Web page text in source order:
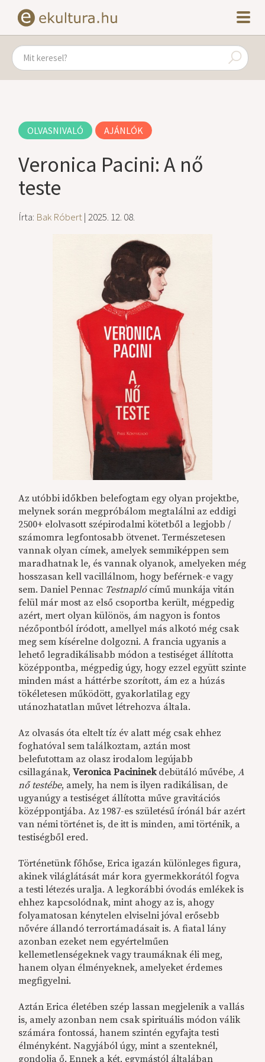
OLVASNIVALÓ AJÁNLÓK
Veronica Pacini: A nő
teste
Írta: Bak Róbert| 2025. 12. 08.
Az utóbbi időkben belefogtam egy olyan projektbe,
melynek során megpróbálom megtalálni az eddigi
2500+ elolvasott szépirodalmi kötetből a legjobb /
számomra legfontosabb ötvenet. Természetesen
vannak olyan címek, amelyek semmiképpen sem
maradhatnak le, és vannak olyanok, amelyeken még
hosszasan kell vacillálnom, hogy beférnek-e vagy
sem. Daniel Pennac Testnaplócímű munkája vitán
felül már most az első csoportba került, mégpedig
azért, mert olyan különös, ám nagyon is fontos
nézőpontból íródott, amellyel más alkotó még csak
meg sem kísérelne dolgozni. A francia ugyanis a
lehető legradikálisabb módon a testiséget állította
középpontba, mégpedig úgy, hogy ezzel együtt szinte
minden mást a háttérbe szorított, ám ez a húzás
tökéletesen működött, gyakorlatilag egy
utánozhatatlan művet létrehozva általa.
Az olvasás óta eltelt tíz év alatt még csak ehhez
foghatóval sem találkoztam, aztán most
belefutottam az olasz irodalom legújabb
csillagának,Veronica Pacininekdebütáló művébe,A
nő testébe, amely, ha nem is ilyen radikálisan, de
ugyanúgy a testiséget állította műve gravitációs
középpontjába. Az 1987-es születésű írónál bár azért
van némi történet is, de itt is minden, ami történik, a
testiségből ered.
Történetünk főhőse, Erica igazán különleges figura,
akinek világlátását már kora gyermekkorától fogva
a testi létezés uralja. A legkorábbi óvodás emlékek is
ehhez kapcsolódnak, mint ahogy az is, ahogy
folyamatosan kénytelen elviselni jóval erősebb
nővére állandó terrortámadásait is. A fiatal lány
azonban ezeket nem egyértelműen
kellemetlenségeknek vagy traumáknak éli meg,
hanem olyan élményeknek, amelyeket érdemes
megfigyelni.
Aztán Erica életében szép lassan megjelenik a vallás
is, amely azonban nem csak spirituális módon válik
számára fontossá, hanem szintén egyfajta testi
élményként. Nagyjából úgy, mint a szenteknél,
gondolja ő. Ennek a két, egymástól általában